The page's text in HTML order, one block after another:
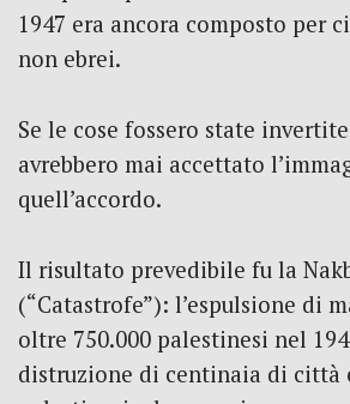
1947 era ancora composto per
non ebrei.
Se le cose fossero state
avrebbero mai accettato
quell’accordo.
Il risultato prevedibile fu la
(“Catastrofe”): l’espulsione di
oltre 750.000 palestinesi nel
distruzione di centinaia di città